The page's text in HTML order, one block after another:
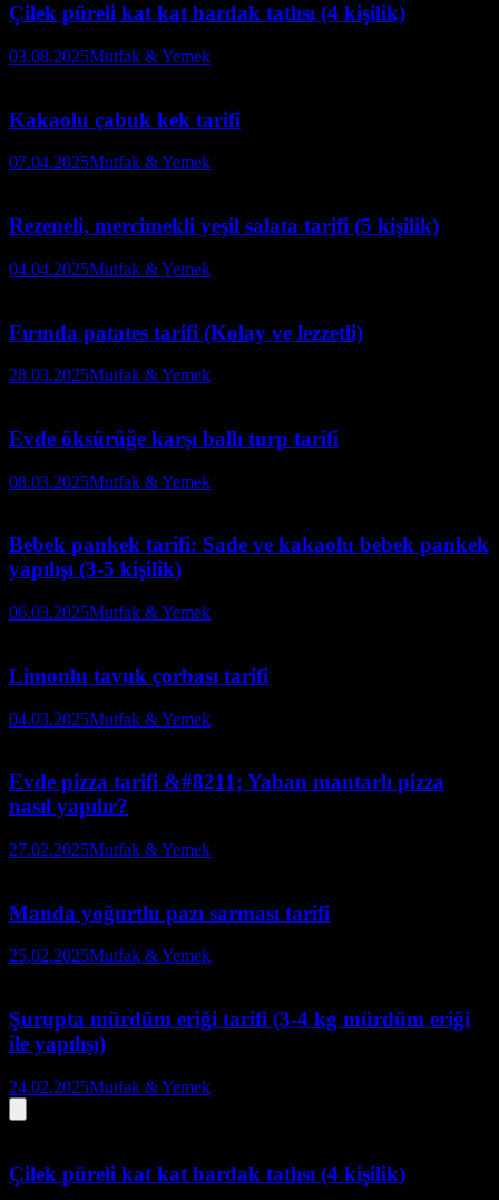
Çilek püreli kat kat bardak tatlısı (4 kişilik)
03.08.2025Mutfak & Yemek
Kakaolu çabuk kek tarifi
07.04.2025Mutfak & Yemek
Rezeneli, mercimekli yeşil salata tarifi (5 kişilik)
04.04.2025Mutfak & Yemek
Fırında patates tarifi (Kolay ve lezzetli)
28.03.2025Mutfak & Yemek
Evde öksürüğe karşı ballı turp tarifi
08.03.2025Mutfak & Yemek
Bebek pankek tarifi: Sade ve kakaolu bebek pankek
yapılışı (3-5 kişilik)
06.03.2025Mutfak & Yemek
Limonlu tavuk çorbası tarifi
04.03.2025Mutfak & Yemek
Evde pizza tarifi &#8211; Yaban mantarlı pizza
nasıl yapılır?
27.02.2025Mutfak & Yemek
Manda yoğurtlu pazı sarması tarifi
25.02.2025Mutfak & Yemek
Şurupta mürdüm eriği tarifi (3-4 kg mürdüm eriği
ile yapılışı)
24.02.2025Mutfak & Yemek
Çilek püreli kat kat bardak tatlısı (4 kişilik)